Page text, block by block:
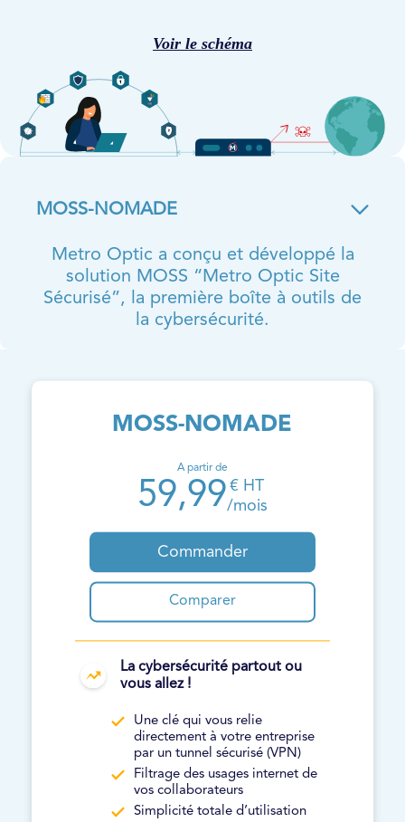
Voir le schéma
MOSS-NOMADE
Metro Optic a conçu et développé la
solution MOSS “Metro Optic Site
Sécurisé”, la première boîte à outils de
la cybersécurité.
MOSS-NOMADE
A partir de
59,99 € HT
/mois
Commander
Comparer
La cybersécurité partout ou
vous allez !
Une clé qui vous relie
directement à votre entreprise
par un tunnel sécurisé (VPN)
Filtrage des usages internet de
vos collaborateurs
Simplicité totale d’utilisation